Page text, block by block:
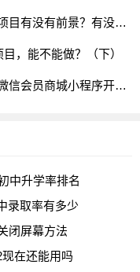
有前景？有没有市场？
，能不能做？（下）
商城小程序开源源码开发
中升学率排名
录取率有多少
闭屏幕方法
在还能用吗